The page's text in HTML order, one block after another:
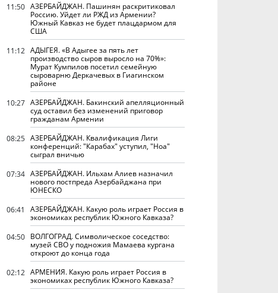
11:50 АЗЕРБАЙДЖАН. Пашинян раскритиковал
Россию. Уйдет ли РЖД из Армении?
Южный Кавказ не будет плацдармом для
США
11:12 АДЫГЕЯ. «В Адыгее за пять лет
производство сыров выросло на 70%»:
Мурат Кумпилов посетил семейную
сыроварню Деркачевых в Гиагинском
районе
10:27 АЗЕРБАЙДЖАН. Бакинский апелляционный
суд оставил без изменений приговор
гражданам Армении
08:25 АЗЕРБАЙДЖАН. Квалификация Лиги
конференций: "Карабах" уступил, "Ноа"
сыграл вничью
07:34 АЗЕРБАЙДЖАН. Ильхам Алиев назначил
нового постпреда Азербайджана при
ЮНЕСКО
06:41
АЗЕРБАЙДЖАН. Какую роль играет Россия в
экономиках республик Южного Кавказа?
04:50 ВОЛГОГРАД. Символическое соседство:
музей СВО у подножия Мамаева кургана
откроют до конца года
02:12 АРМЕНИЯ. Какую роль играет Россия в
экономиках республик Южного Кавказа?